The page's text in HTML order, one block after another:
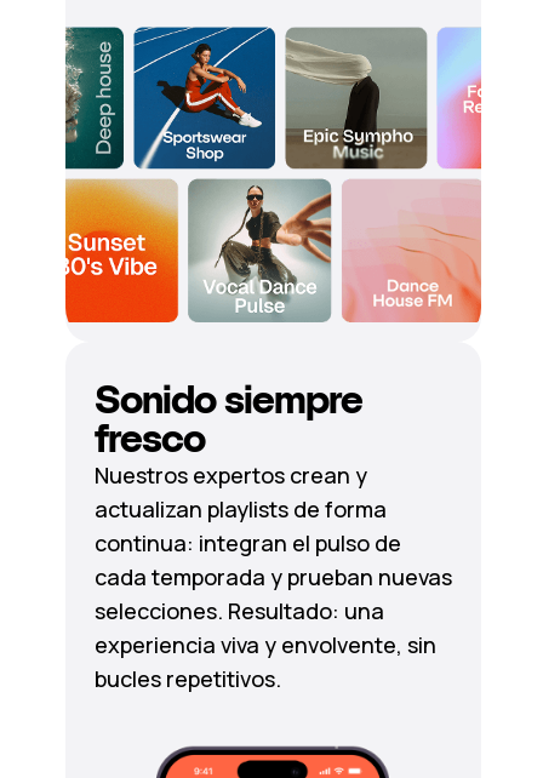
Sonido siempre
fresco
Nuestros expertos crean y
actualizan playlists de forma
continua: integran el pulso de
cada temporada y prueban nuevas
selecciones. Resultado: una
experiencia viva y envolvente, sin
bucles repetitivos.